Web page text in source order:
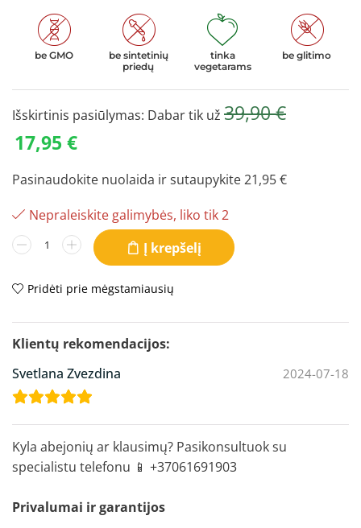
be GMO
be sintetinių
priedų
tinka
vegetarams
be glitimo
Išskirtinis pasiūlymas: Dabar tik už 39,90€
17,95 €
Pasinaudokite nuolaida ir sutaupykite21,95€
Nepraleiskite galimybės, liko tik 2
Į krepšelį
Pridėti prie mėgstamiausių
Svetlana Zvezdina 2024-07-18
Kyla abejonių ar klausimų? Pasikonsultuok su
specialistu telefonu 📱 +37061691903
Privalumai ir garantijos